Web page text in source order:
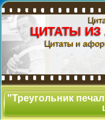
ЦИТАТЫ
Цитаты и
"Треугольник